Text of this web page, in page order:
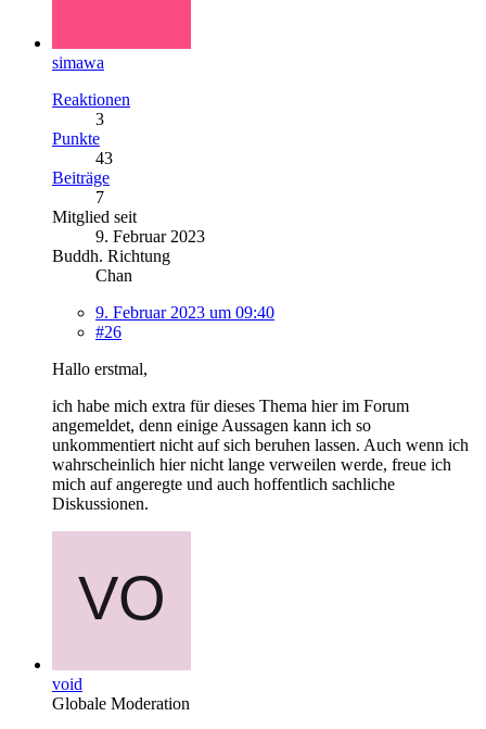
simawa
Reaktionen
3
Punkte
43
Beiträge
7
Mitglied seit
9. Februar 2023
Buddh. Richtung
Chan
9. Februar 2023 um 09:40
#26
Hallo erstmal,
ich habe mich extra für dieses Thema hier im Forum
angemeldet, denn einige Aussagen kann ich so
unkommentiert nicht auf sich beruhen lassen. Auch wenn ich
wahrscheinlich hier nicht lange verweilen werde, freue ich
mich auf angeregte und auch hoffentlich sachliche
Diskussionen.
void
Globale Moderation